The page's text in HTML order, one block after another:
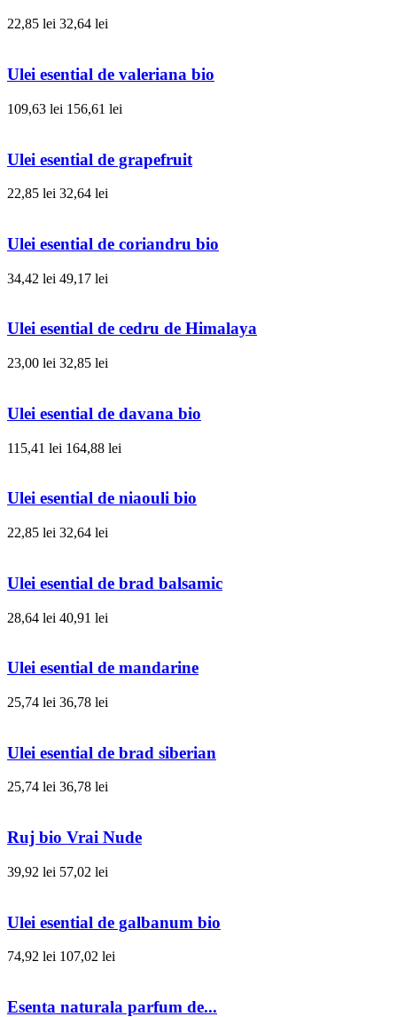
22,85 lei 32,64 lei
Ulei esential de valeriana bio
109,63 lei 156,61 lei
Ulei esential de grapefruit
22,85 lei 32,64 lei
Ulei esential de coriandru bio
34,42 lei 49,17 lei
Ulei esential de cedru de Himalaya
23,00 lei 32,85 lei
Ulei esential de davana bio
115,41 lei 164,88 lei
Ulei esential de niaouli bio
22,85 lei 32,64 lei
Ulei esential de brad balsamic
28,64 lei 40,91 lei
Ulei esential de mandarine
25,74 lei 36,78 lei
Ulei esential de brad siberian
25,74 lei 36,78 lei
Ruj bio Vrai Nude
39,92 lei 57,02 lei
Ulei esential de galbanum bio
74,92 lei 107,02 lei
Esenta naturala parfum de...